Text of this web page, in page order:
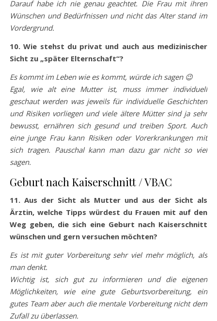
Darauf habe ich nie genau geachtet. Die Frau mit ihren
Wünschen und Bedürfnissen und nicht das Alter stand im
Vordergrund.
10. Wie stehst du privat und auch aus medizinischer
Sicht zu „später Elternschaft“?
Es kommt im Leben wie es kommt, würde ich sagen 😉
Egal, wie alt eine Mutter ist, muss immer individuell
geschaut werden was jeweils für individuelle Geschichten
und Risiken vorliegen und viele ältere Mütter sind ja sehr
bewusst, ernähren sich gesund und treiben Sport. Auch
eine junge Frau kann Risiken oder Vorerkrankungen mit
sich tragen. Pauschal kann man dazu gar nicht so viel
sagen.
Geburt nach Kaiserschnitt / VBAC
11. Aus der Sicht als Mutter und aus der Sicht als
Ärztin, welche Tipps würdest du Frauen mit auf den
Weg geben, die sich eine Geburt nach Kaiserschnitt
wünschen und gern versuchen möchten?
Es ist mit guter Vorbereitung sehr viel mehr möglich, als
man denkt.
Wichtig ist, sich gut zu informieren und die eigenen
Möglichkeiten, wie eine gute Geburtsvorbereitung, ein
gutes Team aber auch die mentale Vorbereitung nicht dem
Zufall zu überlassen.